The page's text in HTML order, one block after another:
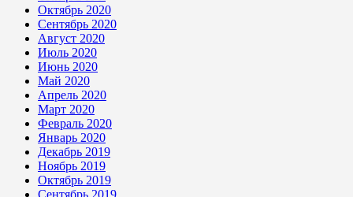
Октябрь 2020
Сентябрь 2020
Август 2020
Июль 2020
Июнь 2020
Май 2020
Апрель 2020
Март 2020
Февраль 2020
Январь 2020
Декабрь 2019
Ноябрь 2019
Октябрь 2019
Сентябрь 2019